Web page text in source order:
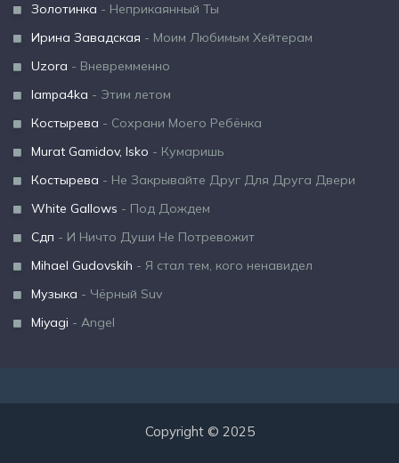
Золотинка - Неприкаянный Ты
Ирина Завадская - Моим Любимым Хейтерам
Uzora - Вневремменно
lampa4ka - Этим летом
Костырева - Сохрани Моего Ребёнка
Murat Gamidov, Isko - Кумаришь
Костырева - Не Закрывайте Друг Для Друга Двери
White Gallows - Под Дождем
Сдп - И Ничто Души Не Потревожит
Mihael Gudovskih - Я стал тем, кого ненавидел
Музыка - Чёрный Suv
Miyagi - Angel
Copyright © 2025